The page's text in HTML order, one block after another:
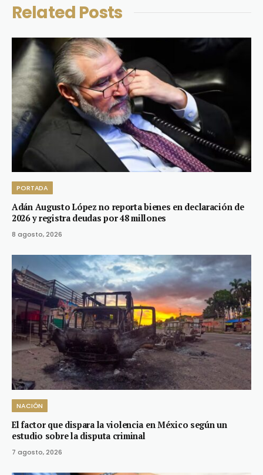
Related Posts
PORTADA
Adán Augusto López no reporta bienes en declaración de
2026 y registra deudas por 48 millones
8 agosto, 2026
NACIÓN
El factor que dispara la violencia en México según un
estudio sobre la disputa criminal
7 agosto, 2026